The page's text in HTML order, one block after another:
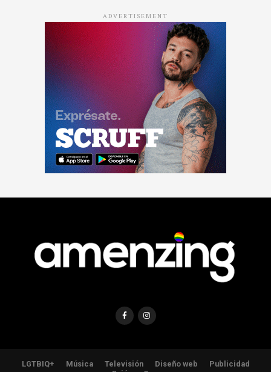
ADVERTISEMENT
LGTBIQ+ Música Televisión Diseño web
Publicidad